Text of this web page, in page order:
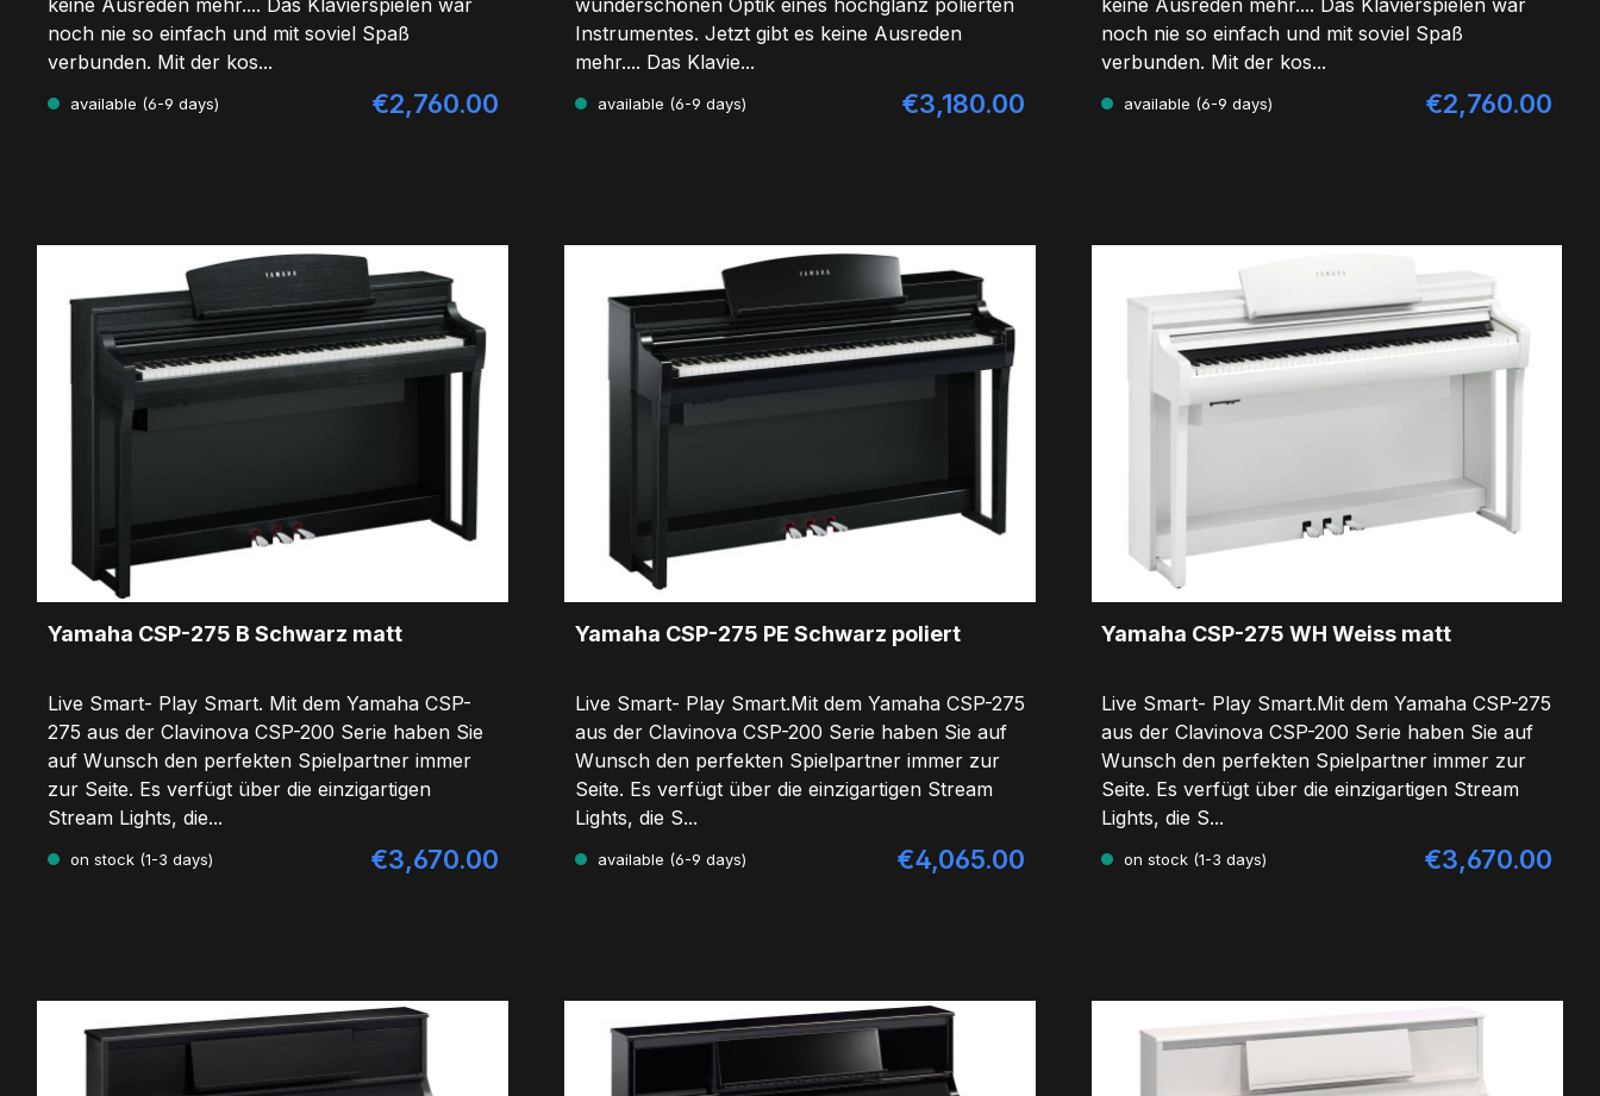
keine Ausreden mehr.... Das Klavierspielen war
noch nie so einfach und mit soviel Spaß
verbunden. Mit der kos...
available (6-9 days) Regular price:
€2,760.00
wunderschönen Optik eines hochglanz polierten
Instrumentes. Jetzt gibt es keine Ausreden
mehr.... Das Klavie...
available (6-9 days) Regular price:
€3,180.00
keine Ausreden mehr.... Das Klavierspielen war
noch nie so einfach und mit soviel Spaß
verbunden. Mit der kos...
available (6-9 days) Regular price:
€2,760.00
Yamaha CSP-275 B Schwarz matt
Live Smart- Play Smart. Mit dem Yamaha CSP-
275 aus der Clavinova CSP-200 Serie haben Sie
auf Wunsch den perfekten Spielpartner immer
zur Seite. Es verfügt über die einzigartigen
Stream Lights, die...
on stock (1-3 days) Regular price:
€3,670.00
Yamaha CSP-275 PE Schwarz poliert
Live Smart- Play Smart.Mit dem Yamaha CSP-275
aus der Clavinova CSP-200 Serie haben Sie auf
Wunsch den perfekten Spielpartner immer zur
Seite. Es verfügt über die einzigartigen Stream
Lights, die S...
available (6-9 days) Regular price:
€4,065.00
Yamaha CSP-275 WH Weiss matt
Live Smart- Play Smart.Mit dem Yamaha CSP-275
aus der Clavinova CSP-200 Serie haben Sie auf
Wunsch den perfekten Spielpartner immer zur
Seite. Es verfügt über die einzigartigen Stream
Lights, die S...
on stock (1-3 days) Regular price:
€3,670.00